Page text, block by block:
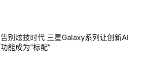
告别炫技时代 三星Galaxy系列让创新AI
功能成为“标配”